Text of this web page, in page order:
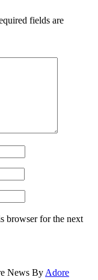
fields are
browser for the next
News By Adore